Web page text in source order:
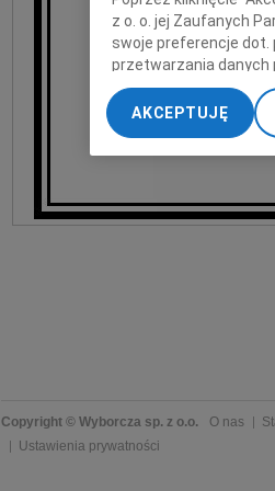
i
Pani
Copyright © Wyborcza sp. z o.o. O nas
Ustawienia prywatności
z o. o. jej Zaufanych
swoje preferencje dot.
przetwarzania danych
„Ustawienia
My, nasi Zaufani
dokładnych danych
Przechowywanie
AKCEPTUJĘ